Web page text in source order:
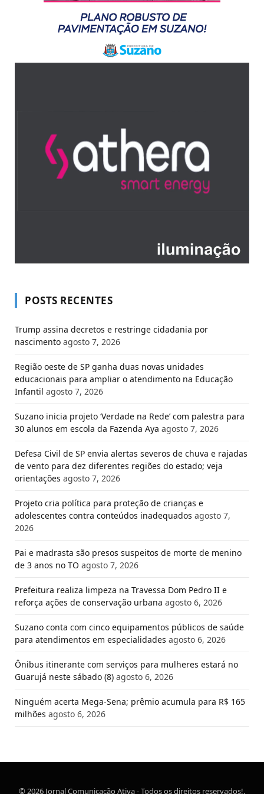
POSTS RECENTES
Trump assina decretos e restringe cidadania por
nascimento agosto 7, 2026
Região oeste de SP ganha duas novas unidades
educacionais para ampliar o atendimento na Educação
Infantil agosto 7, 2026
Suzano inicia projeto ‘Verdade na Rede’ com palestra para
30 alunos em escola da Fazenda Aya agosto 7, 2026
Defesa Civil de SP envia alertas severos de chuva e rajadas
de vento para dez diferentes regiões do estado; veja
orientações agosto 7, 2026
Projeto cria política para proteção de crianças e
adolescentes contra conteúdos inadequados agosto 7,
2026
Pai e madrasta são presos suspeitos de morte de menino
de 3 anos no TO agosto 7, 2026
Prefeitura realiza limpeza na Travessa Dom Pedro II e
reforça ações de conservação urbana agosto 6, 2026
Suzano conta com cinco equipamentos públicos de saúde
para atendimentos em especialidades agosto 6, 2026
Ônibus itinerante com serviços para mulheres estará no
Guarujá neste sábado (8) agosto 6, 2026
Ninguém acerta Mega-Sena; prêmio acumula para R$ 165
milhões agosto 6, 2026
© 2026 Jornal Comunicação Ativa - Todos os direitos reservados!.